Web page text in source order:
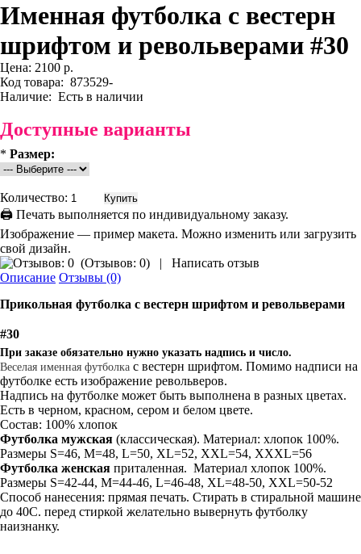
Именная футболка с вестерн
шрифтом и револьверами #30
Цена: 2100 р.
Код товара: 873529-
Наличие: Есть в наличии
Доступные варианты
* Размер:
Количество:
🖨 Печать выполняется по индивидуальному заказу.
Изображение — пример макета. Можно изменить или загрузить
свой дизайн.
(Отзывов: 0) |
Написать отзыв
Описание Отзывы (0)
Прикольная футболка с вестерн шрифтом и револьверами
#30
При заказе обязательно нужно указать надпись и число.
Веселая именная футболка с вестерн шрифтом. Помимо надписи на
футболке есть изображение револьверов.
Надпись на футболке может быть выполнена в разных цветах.
Есть в черном, красном, сером и белом цвете.
Состав: 100% хлопок
Футболка мужская (классическая). Материал: хлопок 100%.
Размеры S=46, M=48, L=50, XL=52, XXL=54, XXXL=56
Футболка женская приталенная. Материал хлопок 100%.
Размеры S=42-44, M=44-46, L=46-48, XL=48-50, XXL=50-52
Способ нанесения: прямая печать. Стирать в стиральной машине
до 40С. перед стиркой желательно вывернуть футболку
наизнанку.